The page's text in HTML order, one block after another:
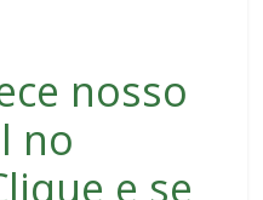
nosso
no
e se